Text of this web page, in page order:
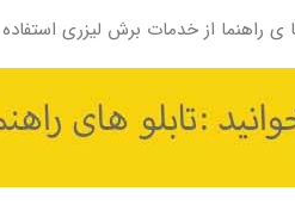
ی راهنما از خدمات برش لیزری